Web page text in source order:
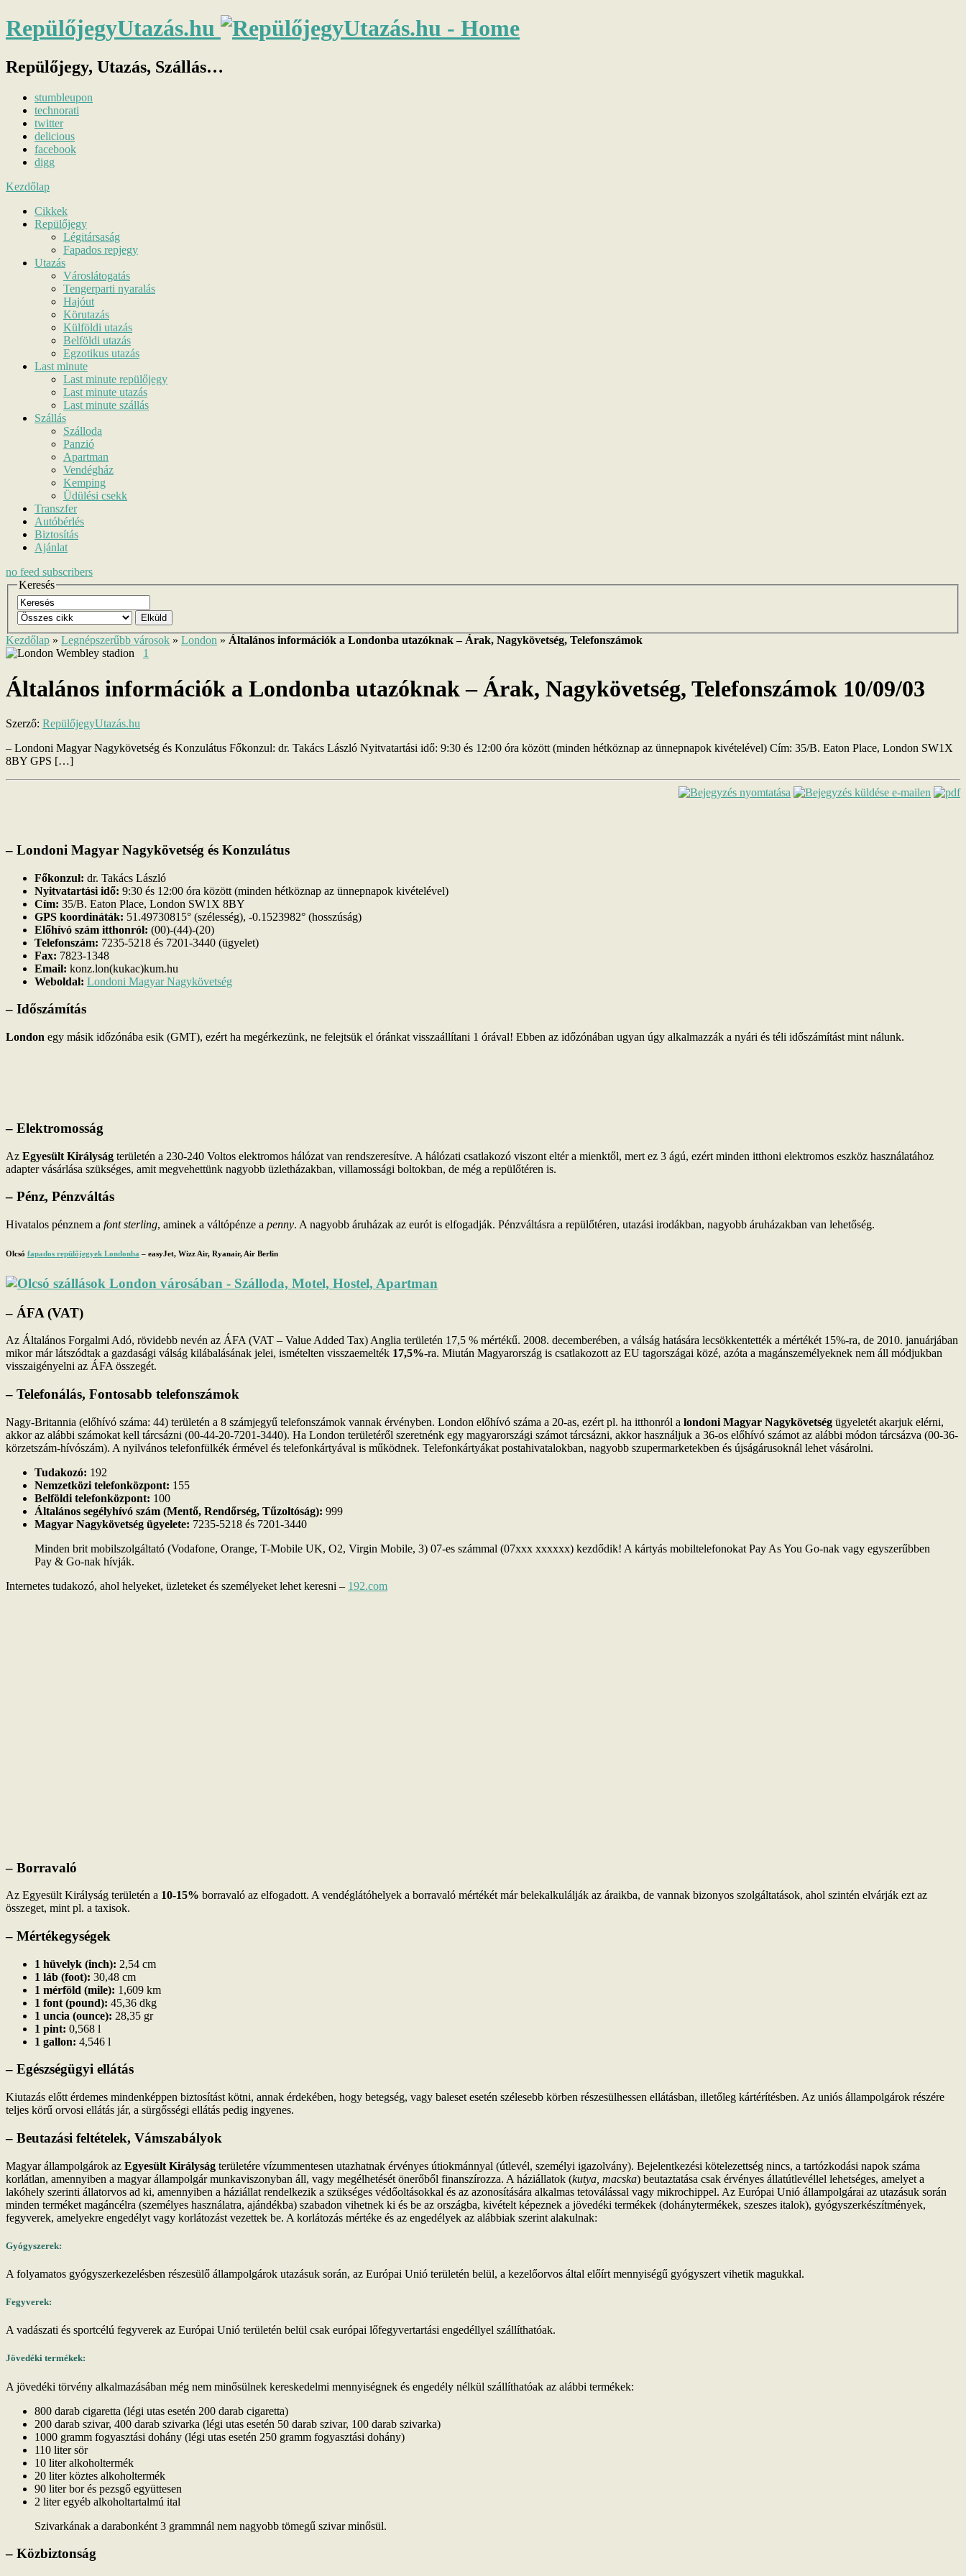
RepülőjegyUtazás.hu
Repülőjegy, Utazás, Szállás…
stumbleupon
technorati
twitter
delicious
facebook
digg
Kezdőlap
Cikkek
Repülőjegy
Légitársaság
Fapados repjegy
Utazás
Városlátogatás
Tengerparti nyaralás
Hajóut
Körutazás
Külföldi utazás
Belföldi utazás
Egzotikus utazás
Last minute
Last minute repülőjegy
Last minute utazás
Last minute szállás
Szállás
Szálloda
Panzió
Apartman
Vendégház
Kemping
Üdülési csekk
Transzfer
Autóbérlés
Biztosítás
Ajánlat
no feed subscribers
Keresés
Elküld
Kezdőlap » Legnépszerűbb városok » London » Általános információk a Londonba utazóknak – Árak, Nagykövetség, Telefonszámok
1
Általános információk a Londonba utazóknak – Árak, Nagykövetség, Telefonszámok 10/09/03
Szerző: RepülőjegyUtazás.hu
– Londoni Magyar Nagykövetség és Konzulátus Főkonzul: dr. Takács László Nyitvatartási idő: 9:30 és 12:00 óra között (minden hétköznap az ünnepnapok kivételével) Cím: 35/B. Eaton Place, London SW1X
8BY GPS […]
– Londoni Magyar Nagykövetség és Konzulátus
Főkonzul: dr. Takács László
Nyitvatartási idő: 9:30 és 12:00 óra között (minden hétköznap az ünnepnapok kivételével)
Cím: 35/B. Eaton Place, London SW1X 8BY
GPS koordináták: 51.49730815° (szélesség), -0.1523982° (hosszúság)
Előhívó szám itthonról: (00)-(44)-(20)
Telefonszám: 7235-5218 és 7201-3440 (ügyelet)
Fax: 7823-1348
Email: konz.lon(kukac)kum.hu
Weboldal: Londoni Magyar Nagykövetség
– Időszámítás
London egy másik időzónába esik (GMT), ezért ha megérkezünk, ne felejtsük el óránkat visszaállítani 1 órával! Ebben az időzónában ugyan úgy alkalmazzák a nyári és téli időszámítást mint nálunk.
– Elektromosság
Az Egyesült Királyság területén a 230-240 Voltos elektromos hálózat van rendszeresítve. A hálózati csatlakozó viszont eltér a mienktől, mert ez 3 ágú, ezért minden itthoni elektromos eszköz használatához
adapter vásárlása szükséges, amit megvehettünk nagyobb üzletházakban, villamossági boltokban, de még a repülőtéren is.
– Pénz, Pénzváltás
Hivatalos pénznem a font sterling, aminek a váltópénze a penny. A nagyobb áruházak az eurót is elfogadják. Pénzváltásra a repülőtéren, utazási irodákban, nagyobb áruházakban van lehetőség.
Olcsó fapados repülőjegyek Londonba – easyJet, Wizz Air, Ryanair, Air Berlin
– ÁFA (VAT)
Az Általános Forgalmi Adó, rövidebb nevén az ÁFA (VAT – Value Added Tax) Anglia területén 17,5 % mértékű. 2008. decemberében, a válság hatására lecsökkentették a mértékét 15%-ra, de 2010. januárjában
mikor már látszódtak a gazdasági válság kilábalásának jelei, ismételten visszaemelték 17,5%-ra. Miután Magyarország is csatlakozott az EU tagországai közé, azóta a magánszemélyeknek nem áll módjukban
visszaigényelni az ÁFA összegét.
– Telefonálás, Fontosabb telefonszámok
Nagy-Britannia (előhívó száma: 44) területén a 8 számjegyű telefonszámok vannak érvényben. London előhívó száma a 20-as, ezért pl. ha itthonról a londoni Magyar Nagykövetség ügyeletét akarjuk elérni,
akkor az alábbi számokat kell tárcsázni (00-44-20-7201-3440). Ha London területéről szeretnénk egy magyarországi számot tárcsázni, akkor használjuk a 36-os előhívó számot az alábbi módon tárcsázva (00-36-
körzetszám-hívószám). A nyilvános telefonfülkék érmével és telefonkártyával is működnek. Telefonkártyákat postahivatalokban, nagyobb szupermarketekben és újságárusoknál lehet vásárolni.
Tudakozó: 192
Nemzetközi telefonközpont: 155
Belföldi telefonközpont: 100
Általános segélyhívó szám (Mentő, Rendőrség, Tűzoltóság): 999
Magyar Nagykövetség ügyelete: 7235-5218 és 7201-3440
Minden brit mobilszolgáltató (Vodafone, Orange, T-Mobile UK, O2, Virgin Mobile, 3) 07-es számmal (07xxx xxxxxx) kezdődik! A kártyás mobiltelefonokat Pay As You Go-nak vagy egyszerűbben
Pay & Go-nak hívják.
Internetes tudakozó, ahol helyeket, üzleteket és személyeket lehet keresni – 192.com
– Borravaló
Az Egyesült Királyság területén a 10-15% borravaló az elfogadott. A vendéglátóhelyek a borravaló mértékét már belekalkulálják az áraikba, de vannak bizonyos szolgáltatások, ahol szintén elvárják ezt az
összeget, mint pl. a taxisok.
– Mértékegységek
1 hüvelyk (inch): 2,54 cm
1 láb (foot): 30,48 cm
1 mérföld (mile): 1,609 km
1 font (pound): 45,36 dkg
1 uncia (ounce): 28,35 gr
1 pint: 0,568 l
1 gallon: 4,546 l
– Egészségügyi ellátás
Kiutazás előtt érdemes mindenképpen biztosítást kötni, annak érdekében, hogy betegség, vagy baleset esetén szélesebb körben részesülhessen ellátásban, illetőleg kártérítésben. Az uniós állampolgárok részére
teljes körű orvosi ellátás jár, a sürgősségi ellátás pedig ingyenes.
– Beutazási feltételek, Vámszabályok
Magyar állampolgárok az Egyesült Királyság területére vízummentesen utazhatnak érvényes útiokmánnyal (útlevél, személyi igazolvány). Bejelentkezési kötelezettség nincs, a tartózkodási napok száma
korlátlan, amennyiben a magyar állampolgár munkaviszonyban áll, vagy megélhetését önerőből finanszírozza. A háziállatok (kutya, macska) beutaztatása csak érvényes állatútlevéllel lehetséges, amelyet a
lakóhely szerinti állatorvos ad ki, amennyiben a háziállat rendelkezik a szükséges védőoltásokkal és az azonosítására alkalmas tetoválással vagy mikrochippel. Az Európai Unió állampolgárai az utazásuk során
minden terméket magáncélra (személyes használatra, ajándékba) szabadon vihetnek ki és be az országba, kivételt képeznek a jövedéki termékek (dohánytermékek, szeszes italok), gyógyszerkészítmények,
fegyverek, amelyekre engedélyt vagy korlátozást vezettek be. A korlátozás mértéke és az engedélyek az alábbiak szerint alakulnak:
Gyógyszerek:
A folyamatos gyógyszerkezelésben részesülő állampolgárok utazásuk során, az Európai Unió területén belül, a kezelőorvos által előírt mennyiségű gyógyszert vihetik magukkal.
Fegyverek:
A vadászati és sportcélú fegyverek az Európai Unió területén belül csak európai lőfegyvertartási engedéllyel szállíthatóak.
Jövedéki termékek:
A jövedéki törvény alkalmazásában még nem minősülnek kereskedelmi mennyiségnek és engedély nélkül szállíthatóak az alábbi termékek:
800 darab cigaretta (légi utas esetén 200 darab cigaretta)
200 darab szivar, 400 darab szivarka (légi utas esetén 50 darab szivar, 100 darab szivarka)
1000 gramm fogyasztási dohány (légi utas esetén 250 gramm fogyasztási dohány)
110 liter sör
10 liter alkoholtermék
20 liter köztes alkoholtermék
90 liter bor és pezsgő együttesen
2 liter egyéb alkoholtartalmú ital
Szivarkának a darabonként 3 grammnál nem nagyobb tömegű szivar minősül.
– Közbiztonság